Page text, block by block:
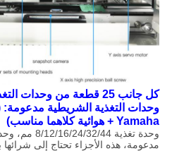
وحدات التغذية الشريطية مدعومة:​
Yamaha + هوائية كلاهما مناسب)
مدعومة، هذه الأجزاء تحتاج إلى